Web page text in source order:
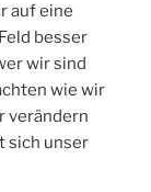
auf eine
besser
wir sind
wie wir
verändern
sich unser